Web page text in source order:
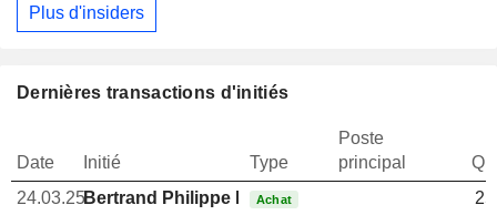
Plus d'insiders
Dernières transactions d'initiés
Date Initié Type
Poste
principal
24.03.25Bertrand Philippe Pierre Gautier
Achat